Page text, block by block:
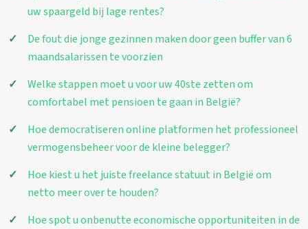
uw spaargeld bij lage rentes?
De fout die jonge gezinnen maken door geen buffer van 6
maandsalarissen te voorzien
Welke stappen moet u voor uw 40ste zetten om
comfortabel met pensioen te gaan in België?
Hoe democratiseren online platformen het professioneel
vermogensbeheer voor de kleine belegger?
Hoe kiest u het juiste freelance statuut in België om
netto meer over te houden?
Hoe spot u onbenutte economische opportuniteiten in de